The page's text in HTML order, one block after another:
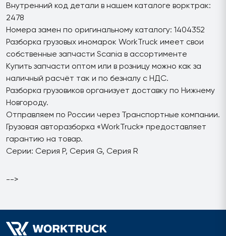
Внутренний код детали в нашем каталоге ворктрак:
2478
Номера замен по оригинальному каталогу: 1404352
Разборка грузовых иномарок WorkTruck имеет свои
собственные запчасти Scania в ассортименте
Купить запчасти оптом или в розницу можно как за
наличный расчёт так и по безналу с НДС.
Разборка грузовиков организует доставку по Нижнему
Новгороду.
Отправляем по России через Транспортные компании.
Грузовая авторазборка «WorkTruck» предоставляет
гарантию на товар.
Серии: Серия P, Серия G, Серия R
-->